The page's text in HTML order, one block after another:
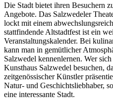
Die Stadt bietet ihren Besuchern
Angebote. Das Salzwedeler
lockt mit einem
stattfindende Altstadtfest ist ein
Veranstaltungskalender. Bei
kann man in gemütlicher
Salzwedel kennenlernen. Wer
Kunsthaus Salzwedel besuchen,
zeitgenössischer Künstler
Natur- und Geschichtsliebhaber,
eine interessante Stadt.